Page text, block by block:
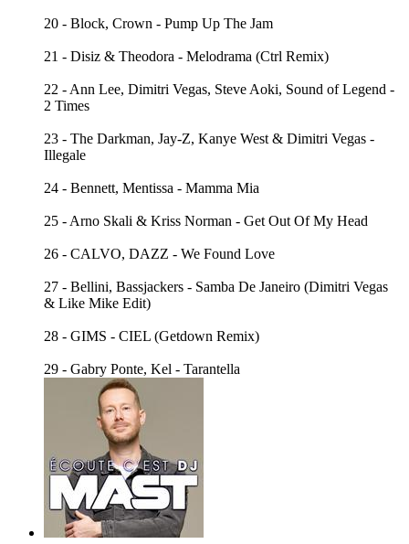
20 - Block, Crown - Pump Up The Jam
21 - Disiz & Theodora - Melodrama (Ctrl Remix)
22 - Ann Lee, Dimitri Vegas, Steve Aoki, Sound of Legend -
2 Times
23 - The Darkman, Jay-Z, Kanye West & Dimitri Vegas -
Illegale
24 - Bennett, Mentissa - Mamma Mia
25 - Arno Skali & Kriss Norman - Get Out Of My Head
26 - CALVO, DAZZ - We Found Love
27 - Bellini, Bassjackers - Samba De Janeiro (Dimitri Vegas
& Like Mike Edit)
28 - GIMS - CIEL (Getdown Remix)
29 - Gabry Ponte, Kel - Tarantella